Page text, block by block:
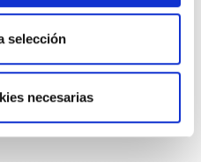
selección
necesarias
SANITARIO: UN COMPROMISO
DEL NUEVO